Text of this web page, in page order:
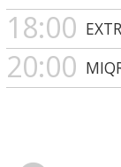
18:00
20:00